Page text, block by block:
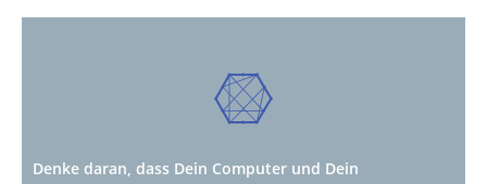
Denke daran, dass Dein Computer und Dein